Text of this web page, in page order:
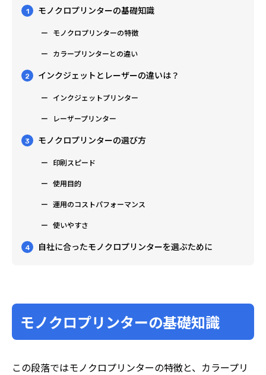
1 モノクロプリンターの基礎知識
モノクロプリンターの特徴
カラープリンターとの違い
2 インクジェットとレーザーの違いは？
インクジェットプリンター
レーザープリンター
3 モノクロプリンターの選び方
印刷スピード
使用目的
運用のコストパフォーマンス
使いやすさ
4 自社に合ったモノクロプリンターを選ぶために
モノクロプリンターの基礎知識
この段落ではモノクロプリンターの特徴と、カラープリ